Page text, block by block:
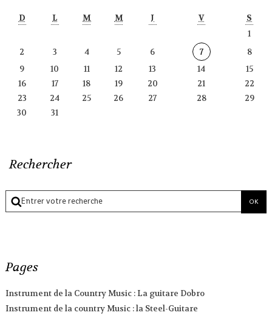
D L M M J V
S
1
2
3 4 5 6 7
8
9
10 11 12 13 14
15
16
17 18 19 20 21
22
23
24 25 26 27 28
29
30
31
Rechercher
Pages
Instrument de la Country Music : La guitare Dobro
Instrument de la country Music : la Steel-Guitare